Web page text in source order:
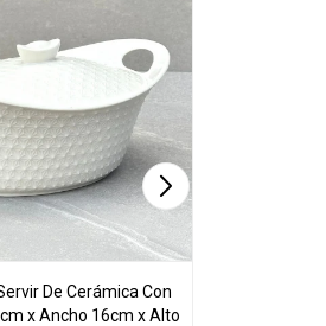
De Cerámica Con
x Ancho 16cm x Alto